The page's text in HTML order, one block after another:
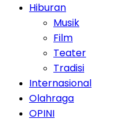
Hiburan
Musik
Film
Teater
Tradisi
Internasional
Olahraga
OPINI